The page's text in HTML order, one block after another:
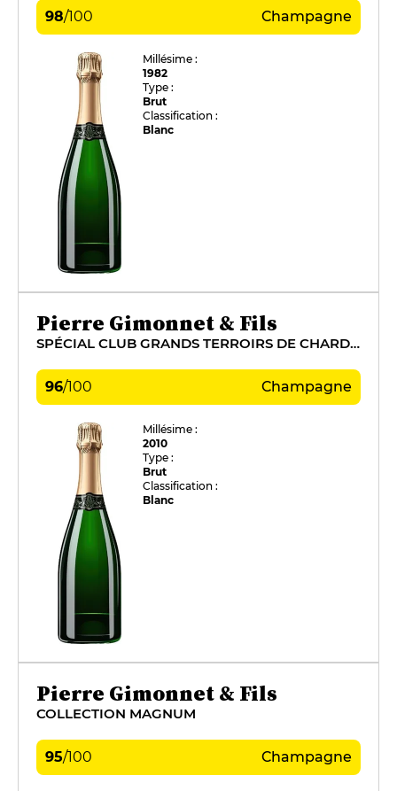
98/100 Champagne
Millésime :
1982
Type :
Brut
Classification :
Blanc
Pierre Gimonnet & Fils
SPÉCIAL CLUB GRANDS TERROIRS DE CHARDONNAY
96/100 Champagne
Millésime :
2010
Type :
Brut
Classification :
Blanc
Pierre Gimonnet & Fils
COLLECTION MAGNUM
95/100 Champagne